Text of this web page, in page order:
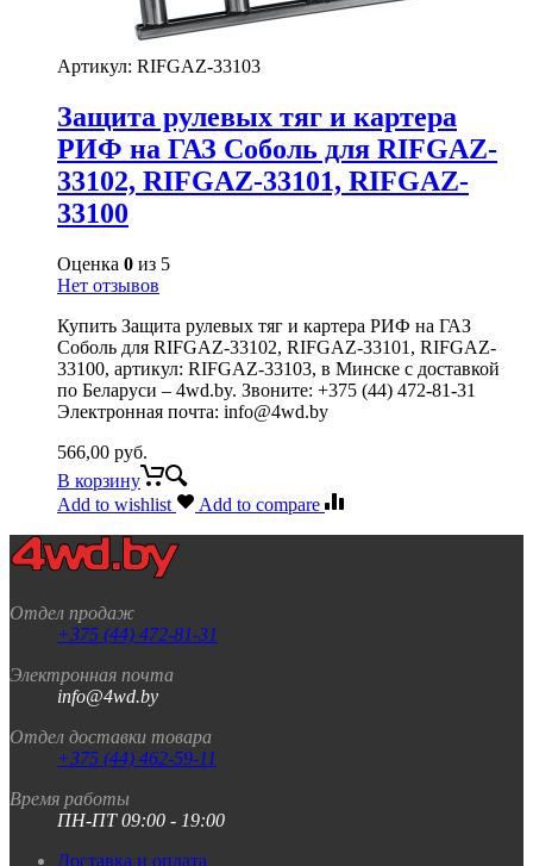
Артикул: RIFGAZ-33103
Защита рулевых тяг и картера
РИФ на ГАЗ Соболь для RIFGAZ-
33102, RIFGAZ-33101, RIFGAZ-
33100
Оценка 0 из 5
Нет отзывов
Купить Защита рулевых тяг и картера РИФ на ГАЗ
Соболь для RIFGAZ-33102, RIFGAZ-33101, RIFGAZ-
33100, артикул: RIFGAZ-33103, в Минске с доставкой
по Беларуси – 4wd.by. Звоните: +375 (44) 472-81-31
Электронная почта: info@4wd.by
566,00 руб.
В корзину
Add to wishlist
Add to compare
Отдел продаж
+375 (44) 472-81-31
Электронная почта
info@4wd.by
Отдел доставки товара
+375 (44) 462-59-11
Время работы
ПН-ПТ 09:00 - 19:00
Доставка и оплата